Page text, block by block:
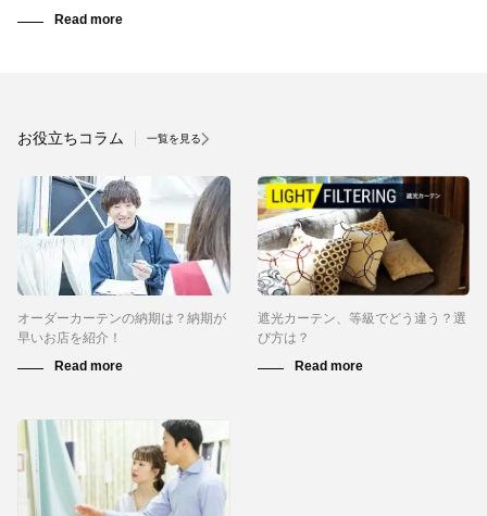
お役立ちコラム 一覧を見る
オーダーカーテンの納期は？納期が
早いお店を紹介！
遮光カーテン、等級でどう違う？選
び方は？